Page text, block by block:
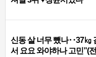
신동 살 너무 뺐나‥37㎏
서 요요 와야하나 고민”(